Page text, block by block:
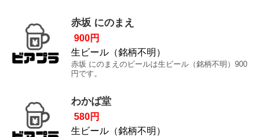
赤坂 にのまえ
900円
生ビール（銘柄不明）
赤坂 にのまえのビールは生ビール（銘柄不明）900
円です。
わかば堂
580円
生ビール（銘柄不明）